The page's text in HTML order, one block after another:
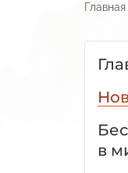
Главная
в